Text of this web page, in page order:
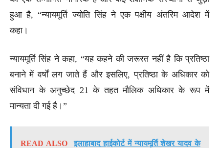
हुआ है, “न्यायमूर्ति ज्योति सिंह ने एक पक्षीय अंतरिम आदेश में
कहा।
न्यायमूर्ति सिंह ने कहा, “यह कहने की जरूरत नहीं है कि प्रतिष्ठा
बनाने में वर्षों लग जाते हैं और इसलिए, प्रतिष्ठा के अधिकार को
संविधान के अनुच्छेद 21 के तहत मौलिक अधिकार के रूप में
मान्यता दी गई है।”
READ ALSO
इलाहाबाद हाईकोर्ट में न्यायमूर्ति शेखर यादव के